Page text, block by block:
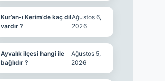
Kur’an-ı Kerim’de kaç dil
vardır ?
Ağustos 6,
2026
Ayvalık ilçesi hangi ile
bağlıdır ?
Ağustos 5,
2026